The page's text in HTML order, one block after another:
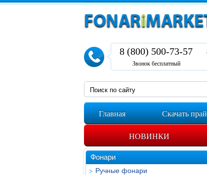
8 (800) 500-73-57
Звонок бесплатный
Главная Скачать
НОВИНКИ
Фонари
Ручные фонари